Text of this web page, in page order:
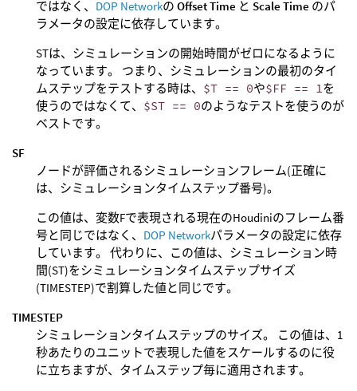
ではなく、 DOP Networkの Offset Time と Scale Time のパ
ラメータの設定に依存しています。
STは、シミュレーションの開始時間がゼロになるように
なっています。 つまり、シミュレーションの最初のタイ
ムステップをテストする時は、 $T == 0や$FF == 1を
使うのではなくて、 $ST == 0のようなテストを使うのが
ベストです。
SF
ノードが評価されるシミュレーションフレーム(正確に
は、シミュレーションタイムステップ番号)。
この値は、変数Fで表現される現在のHoudiniのフレーム番
号と同じではなく、 DOP Networkパラメータの設定に依存
しています。 代わりに、この値は、シミュレーション時
間(ST)をシミュレーションタイムステップサイズ
(TIMESTEP)で割算した値と同じです。
TIMESTEP
シミュレーションタイムステップのサイズ。 この値は、1
秒あたりのユニットで表現した値をスケールするのに役
に立ちますが、タイムステップ毎に適用されます。